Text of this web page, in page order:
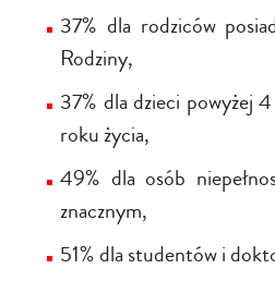
37% dla rodziców
Rodziny,
37% dla dzieci powyżej
roku życia,
49% dla osób
znacznym,
51% dla studentów i